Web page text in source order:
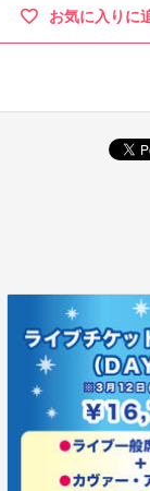
お気に入りに